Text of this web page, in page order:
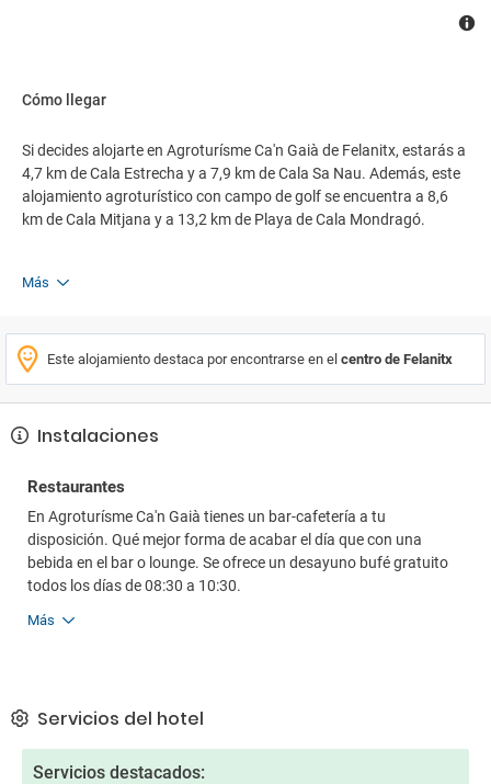
Cómo llegar
Si decides alojarte en Agroturísme Ca'n Gaià de Felanitx, estarás a
4,7 km de Cala Estrecha y a 7,9 km de Cala Sa Nau. Además, este
alojamiento agroturístico con campo de golf se encuentra a 8,6
km de Cala Mitjana y a 13,2 km de Playa de Cala Mondragó.
Más
Este alojamiento destaca por encontrarse en el centro de Felanitx
Instalaciones
Restaurantes
En Agroturísme Ca'n Gaià tienes un bar-cafetería a tu
disposición. Qué mejor forma de acabar el día que con una
bebida en el bar o lounge. Se ofrece un desayuno bufé gratuito
todos los días de 08:30 a 10:30.
Más
Servicios del hotel
Servicios destacados: